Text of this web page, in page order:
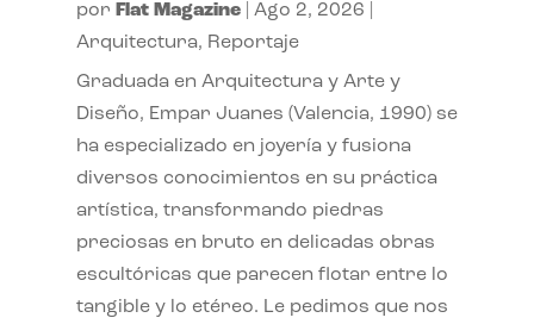
por Flat Magazine| Ago 2, 2026
Arquitectura, Reportaje
Graduada en Arquitectura y Arte y
Diseño, Empar Juanes (Valencia, 1990) se
ha especializado en joyería y fusiona
diversos conocimientos en su práctica
artística, transformando piedras
preciosas en bruto en delicadas obras
escultóricas que parecen flotar entre lo
tangible y lo etéreo. Le pedimos que nos